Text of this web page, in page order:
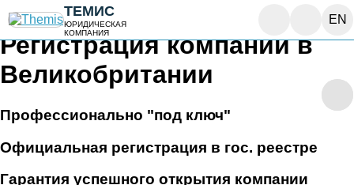
ТЕМИС
ЮРИДИЧЕСКАЯ
КОМПАНИЯ
EN
Регистрация компании в
Великобритании
Профессионально "под ключ"
Официальная регистрация в гос. реестре
Гарантия успешного открытия компании